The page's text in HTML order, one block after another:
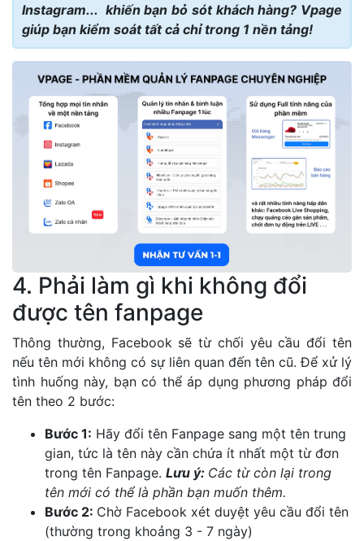
Instagram... khiến bạn bỏ sót khách hàng? Vpage
giúp bạn kiểm soát tất cả chỉ trong 1 nền tảng!
4. Phải làm gì khi không đổi
được tên fanpage
Thông thường, Facebook sẽ từ chối yêu cầu đổi tên
nếu tên mới không có sự liên quan đến tên cũ. Để xử lý
tình huống này, bạn có thể áp dụng phương pháp đổi
tên theo 2 bước:
Bước 1: Hãy đổi tên Fanpage sang một tên trung
gian, tức là tên này cần chứa ít nhất một từ đơn
trong tên Fanpage. Lưu ý: Các từ còn lại trong
tên mới có thể là phần bạn muốn thêm.
Bước 2: Chờ Facebook xét duyệt yêu cầu đổi tên
(thường trong khoảng 3 - 7 ngày)